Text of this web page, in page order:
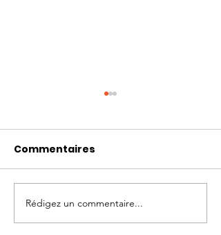
L'Appel du Rhône sur
les ondes de la RTS
Commentaires
Rédigez un commentaire...